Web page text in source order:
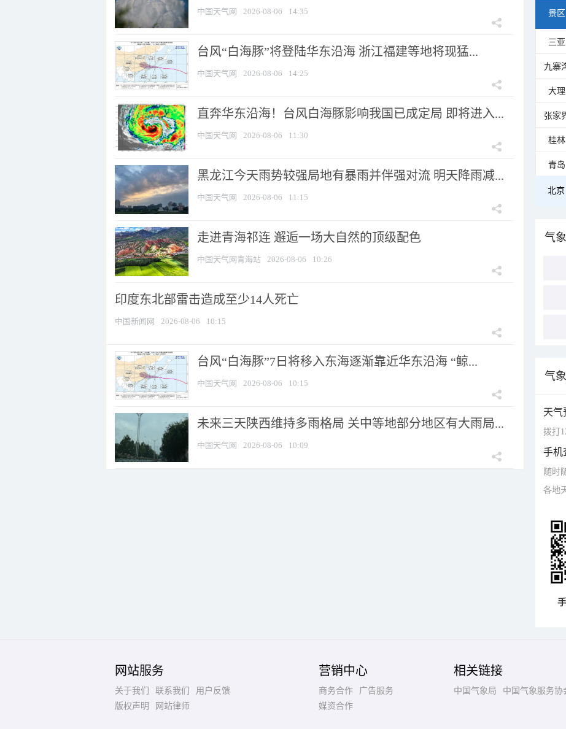
中国天气网 2026-08-06 14:35
台风“白海豚”将登陆华东沿海 浙江福建等地将现猛...
中国天气网 2026-08-06 14:25
直奔华东沿海！台风白海豚影响我国已成定局 即将进入...
中国天气网 2026-08-06 11:30
黑龙江今天雨势较强局地有暴雨并伴强对流 明天降雨减...
中国天气网 2026-08-06 11:15
走进青海祁连 邂逅一场大自然的顶级配色
中国天气网青海站 2026-08-06 10:26
印度东北部雷击造成至少14人死亡
中国新闻网 2026-08-06 10:15
台风“白海豚”7日将移入东海逐渐靠近华东沿海 “鲸...
中国天气网 2026-08-06 10:15
未来三天陕西维持多雨格局 关中等地部分地区有大雨局...
中国天气网 2026-08-06 10:09
景区
三亚
九寨
大理
张家
桂林
青岛
北京
气
气
天气
拨打
手机
随时
各地
网站服务
关于我们 联系我们
用户反馈
版权声明
网站律师
营销中心
商务合作
广告服务
媒资合作
相关链接
中国气象局 中国气象服务协